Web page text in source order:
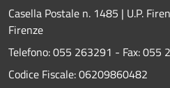
Casella Postale n. 1485 | U.P.
Firenze
Telefono:055 263291 - Fax:055
Codice Fiscale: 06209860482